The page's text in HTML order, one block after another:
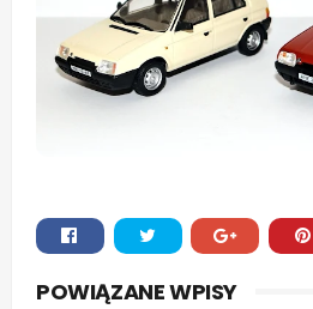
POWIĄZANE WPISY